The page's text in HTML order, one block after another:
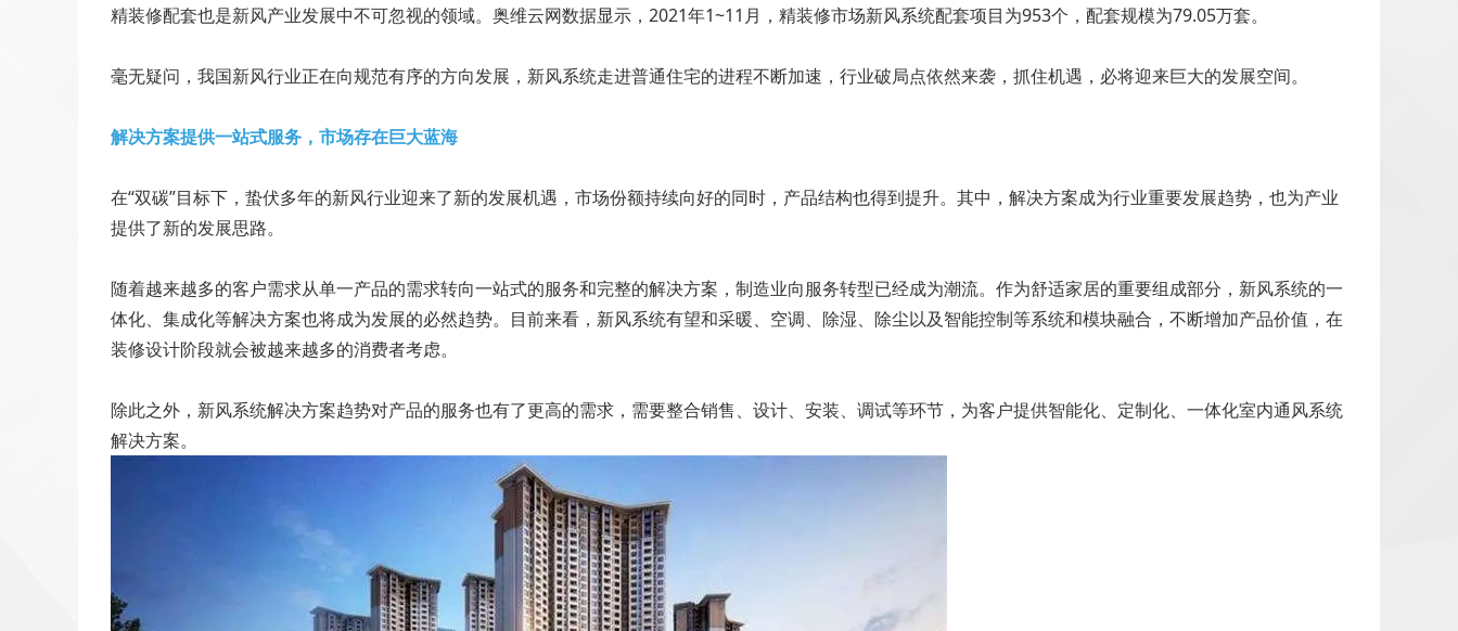
精装修配套也是新风产业发展中不可忽视的领域。奥维云网数据显示，2021年1~11月，精装修市场新风系统配套项目为953个，配套规模为79.05万套。
毫无疑问，我国新风行业正在向规范有序的方向发展，新风系统走进普通住宅的进程不断加速，行业破局点依然来袭，抓住机遇，必将迎来巨大的发展空间。
解决方案提供一站式服务，市场存在巨大蓝海
在“双碳”目标下，蛰伏多年的新风行业迎来了新的发展机遇，市场份额持续向好的同时，产品结构也得到提升。其中，解决方案成为行业重要发展趋势，也为产业
提供了新的发展思路。
随着越来越多的客户需求从单一产品的需求转向一站式的服务和完整的解决方案，制造业向服务转型已经成为潮流。作为舒适家居的重要组成部分，新风系统的一
体化、集成化等解决方案也将成为发展的必然趋势。目前来看，新风系统有望和采暖、空调、除湿、除尘以及智能控制等系统和模块融合，不断增加产品价值，在
装修设计阶段就会被越来越多的消费者考虑。
除此之外，新风系统解决方案趋势对产品的服务也有了更高的需求，需要整合销售、设计、安装、调试等环节，为客户提供智能化、定制化、一体化室内通风系统
解决方案。